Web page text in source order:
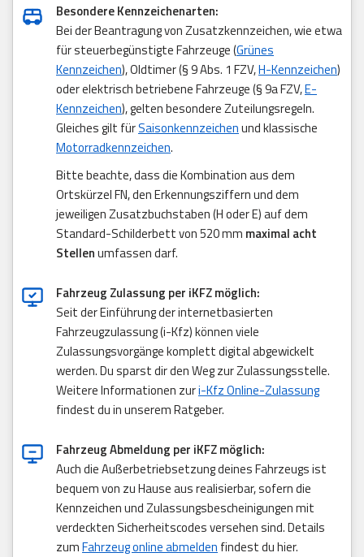
Besondere Kennzeichenarten:
Bei der Beantragung von Zusatzkennzeichen, wie etwa
für steuerbegünstigte Fahrzeuge (Grünes
Kennzeichen), Oldtimer (§ 9 Abs. 1 FZV,H-Kennzeichen)
oder elektrisch betriebene Fahrzeuge (§ 9a FZV,E-
Kennzeichen), gelten besondere Zuteilungsregeln.
Gleiches gilt fürSaisonkennzeichenund klassische
Motorradkennzeichen.
Bitte beachte, dass die Kombination aus dem
Ortskürzel FN, den Erkennungsziffern und dem
jeweiligen Zusatzbuchstaben (H oder E) auf dem
Standard-Schilderbett von 520 mm maximal acht
Stellenumfassen darf.
Fahrzeug Zulassung per iKFZ möglich:
Seit der Einführung der internetbasierten
Fahrzeugzulassung (i-Kfz) können viele
Zulassungsvorgänge komplett digital abgewickelt
werden. Du sparst dir den Weg zur Zulassungsstelle.
Weitere Informationen zuri-Kfz Online-Zulassung
findest du in unserem Ratgeber.
Fahrzeug Abmeldung per iKFZ möglich:
Auch die Außerbetriebsetzung deines Fahrzeugs ist
bequem von zu Hause aus realisierbar, sofern die
Kennzeichen und Zulassungsbescheinigungen mit
verdeckten Sicherheitscodes versehen sind. Details
zumFahrzeug online abmelden findest du hier.